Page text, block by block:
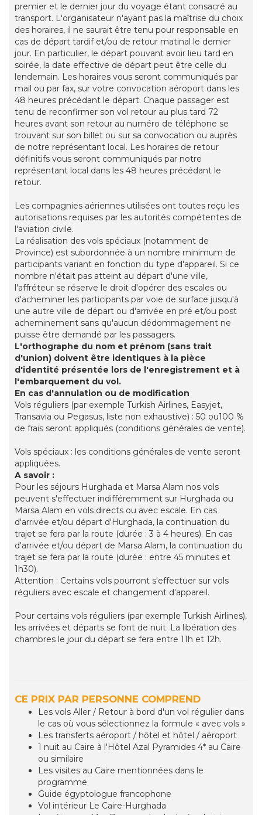
premier et le dernier jour du voyage étant consacré au
transport. L'organisateur n'ayant pas la maîtrise du choix
des horaires, il ne saurait être tenu pour responsable en
cas de départ tardif et/ou de retour matinal le dernier
jour. En particulier, le départ pouvant avoir lieu tard en
soirée, la date effective de départ peut être celle du
lendemain. Les horaires vous seront communiqués par
mail ou par fax, sur votre convocation aéroport dans les
48 heures précédant le départ. Chaque passager est
tenu de reconfirmer son vol retour au plus tard 72
heures avant son retour au numéro de téléphone se
trouvant sur son billet ou sur sa convocation ou auprès
de notre représentant local. Les horaires de retour
définitifs vous seront communiqués par notre
représentant local dans les 48 heures précédant le
retour.
Les compagnies aériennes utilisées ont toutes reçu les
autorisations requises par les autorités compétentes de
l'aviation civile.
La réalisation des vols spéciaux (notamment de
Province) est subordonnée à un nombre minimum de
participants variant en fonction du type d'appareil. Si ce
nombre n'était pas atteint au départ d'une ville,
l'affréteur se réserve le droit d'opérer des escales ou
d'acheminer les participants par voie de surface jusqu'à
une autre ville de départ ou d'arrivée en pré et/ou post
acheminement sans qu'aucun dédommagement ne
puisse être demandé par les passagers.
L'orthographe du nom et prénom (sans trait
d'union) doivent être identiques à la pièce
d'identité présentée lors de l'enregistrement et à
l'embarquement du vol.
En cas d'annulation ou de modification
Vols réguliers (par exemple Turkish Airlines, Easyjet,
Transavia ou Pegasus, liste non exhaustive) : 50 ou100 %
de frais seront appliqués (conditions générales de vente).
Vols spéciaux : les conditions générales de vente seront
appliquées.
A savoir :
Pour les séjours Hurghada et Marsa Alam nos vols
peuvent s'effectuer indifféremment sur Hurghada ou
Marsa Alam en vols directs ou avec escale. En cas
d'arrivée et/ou départ d'Hurghada, la continuation du
trajet se fera par la route (durée : 3 à 4 heures). En cas
d'arrivée et/ou départ de Marsa Alam, la continuation du
trajet se fera par la route (durée : entre 45 minutes et
1h30).
Attention : Certains vols pourront s'effectuer sur vols
réguliers avec escale et changement d'appareil.
Pour certains vols réguliers (par exemple Turkish Airlines),
les arrivées et départs se font de nuit. La libération des
chambres le jour du départ se fera entre 11h et 12h.
CE PRIX PAR PERSONNE COMPREND
Les vols Aller / Retour à bord d'un vol régulier dans
le cas où vous sélectionnez la formule « avec vols »
Les transferts aéroport / hôtel et hôtel / aéroport
1 nuit au Caire à l'Hôtel Azal Pyramides 4* au Caire
ou similaire
Les visites au Caire mentionnées dans le
programme
Guide égyptologue francophone
Vol intérieur Le Caire-Hurghada